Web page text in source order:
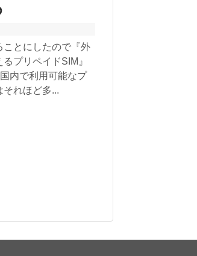
ことにしたので『外
プリペイドSIM』
内で利用可能なプ
それほど多...